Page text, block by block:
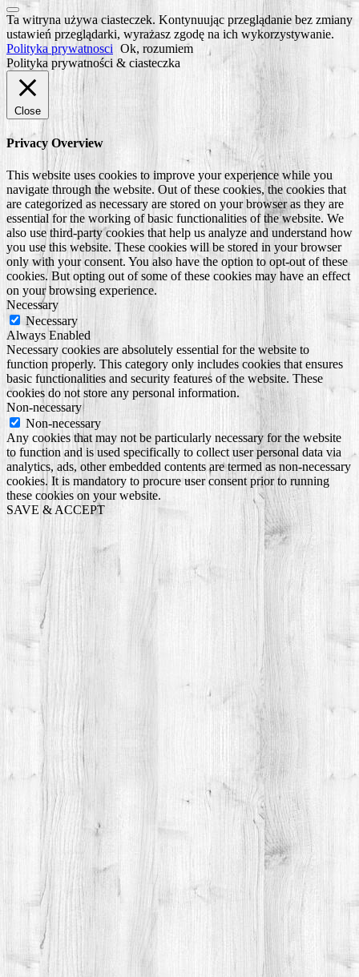
Scroll
to
Top
Ta witryna używa ciasteczek. Kontynuując przeglądanie bez zmiany
ustawień przeglądarki, wyrażasz zgodę na ich wykorzystywanie.
Polityka prywatnosci Ok, rozumiem
Polityka prywatności & ciasteczka
Close
Privacy Overview
This website uses cookies to improve your experience while you
navigate through the website. Out of these cookies, the cookies that
are categorized as necessary are stored on your browser as they are
essential for the working of basic functionalities of the website. We
also use third-party cookies that help us analyze and understand how
you use this website. These cookies will be stored in your browser
only with your consent. You also have the option to opt-out of these
cookies. But opting out of some of these cookies may have an effect
on your browsing experience.
Necessary
Necessary
Always Enabled
Necessary cookies are absolutely essential for the website to
function properly. This category only includes cookies that ensures
basic functionalities and security features of the website. These
cookies do not store any personal information.
Non-necessary
Non-necessary
Any cookies that may not be particularly necessary for the website
to function and is used specifically to collect user personal data via
analytics, ads, other embedded contents are termed as non-necessary
cookies. It is mandatory to procure user consent prior to running
these cookies on your website.
SAVE & ACCEPT